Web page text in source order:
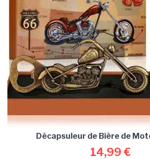
Décapsuleur de Bière de
14,99 €